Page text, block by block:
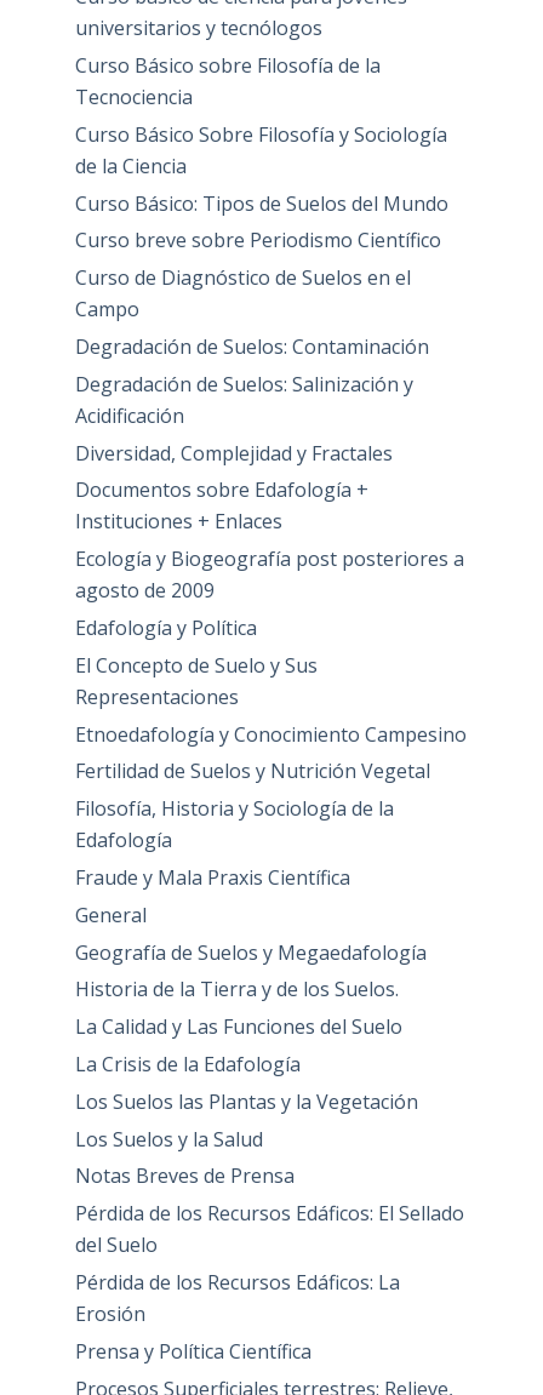
universitarios y tecnólogos
Curso Básico sobre Filosofía de la
Tecnociencia
Curso Básico Sobre Filosofía y Sociología
de la Ciencia
Curso Básico: Tipos de Suelos del Mundo
Curso breve sobre Periodismo Científico
Curso de Diagnóstico de Suelos en el
Campo
Degradación de Suelos: Contaminación
Degradación de Suelos: Salinización y
Acidificación
Diversidad, Complejidad y Fractales
Documentos sobre Edafología +
Instituciones + Enlaces
Ecología y Biogeografía post posteriores a
agosto de 2009
Edafología y Política
El Concepto de Suelo y Sus
Representaciones
Etnoedafología y Conocimiento Campesino
Fertilidad de Suelos y Nutrición Vegetal
Filosofía, Historia y Sociología de la
Edafología
Fraude y Mala Praxis Científica
General
Geografía de Suelos y Megaedafología
Historia de la Tierra y de los Suelos.
La Calidad y Las Funciones del Suelo
La Crisis de la Edafología
Los Suelos las Plantas y la Vegetación
Los Suelos y la Salud
Notas Breves de Prensa
Pérdida de los Recursos Edáficos: El Sellado
del Suelo
Pérdida de los Recursos Edáficos: La
Erosión
Prensa y Política Científica
Procesos Superficiales terrestres: Relieve,